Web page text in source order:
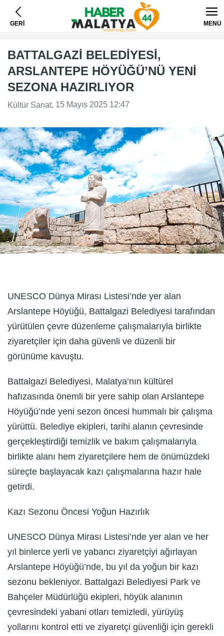
GERİ MENÜ
BATTALGAZİ BELEDİYESİ,
ARSLANTEPE HÖYÜĞÜ’NÜ YENİ
SEZONA HAZIRLIYOR
Kültür Sanat, 15 Mayıs 2025 12:47
UNESCO Dünya Mirası Listesi’nde yer alan
Arslantepe Höyüğü, Battalgazi Belediyesi tarafından
yürütülen çevre düzenleme çalışmalarıyla birlikte
ziyaretçiler için daha güvenli ve düzenli bir
görünüme kavuştu.
Battalgazi Belediyesi, Malatya’nın kültürel
hafızasında önemli bir yere sahip olan Arslantepe
Höyüğü’nde yeni sezon öncesi hummalı bir çalışma
yürüttü. Belediye ekipleri, tarihi alanın çevresinde
gerçekleştirdiği temizlik ve bakım çalışmalarıyla
birlikte alanı hem ziyaretçilere hem de önümüzdeki
süreçte başlayacak kazı çalışmalarına hazır hale
getirdi.
Kazı Sezonu Öncesi Yoğun Hazırlık
UNESCO Dünya Mirası Listesi’nde yer alan ve her
yıl binlerce yerli ve yabancı ziyaretçiyi ağırlayan
Arslantepe Höyüğü’nde, bu yıl da yoğun bir kazı
sezonu bekleniyor. Battalgazi Belediyesi Park ve
Bahçeler Müdürlüğü ekipleri, höyük alanının
çevresindeki yabani otları temizledi, yürüyüş
yollarını kontrol etti ve ziyaretçi güvenliği için gerekli